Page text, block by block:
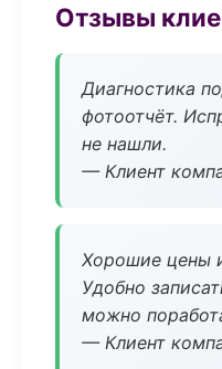
Отзывы
Диагностика
фотоотчёт.
не нашли.
— Клиент
Хорошие цены
Удобно
можно
— Клиент